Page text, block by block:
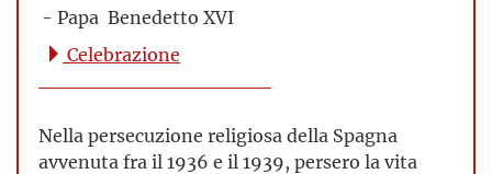
- Papa Benedetto XVI
Celebrazione
Nella persecuzione religiosa della Spagna
avvenuta fra il 1936 e il 1939, persero la vita